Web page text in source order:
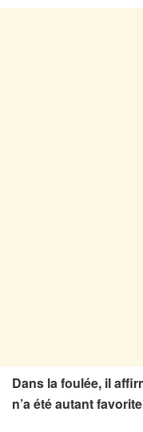
Dans la foulée, il
n’a été autant